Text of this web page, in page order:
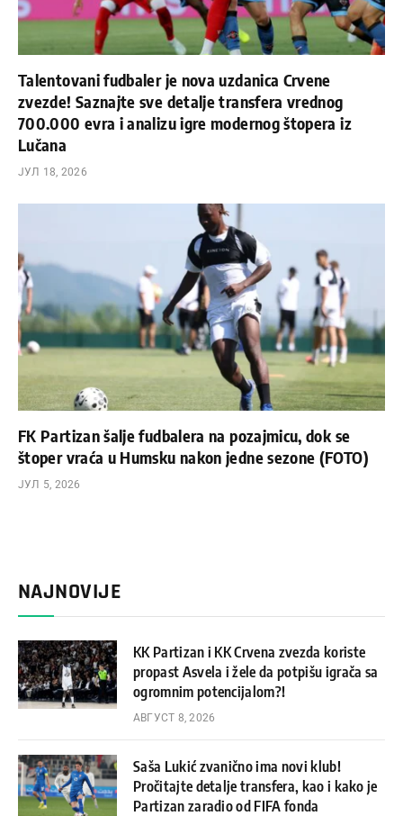
Talentovani fudbaler je nova uzdanica Crvene
zvezde! Saznajte sve detalje transfera vrednog
700.000 evra i analizu igre modernog štopera iz
Lučana
ЈУЛ 18, 2026
FK Partizan šalje fudbalera na pozajmicu, dok se
štoper vraća u Humsku nakon jedne sezone (FOTO)
ЈУЛ 5, 2026
NAJNOVIJE
KK Partizan i KK Crvena zvezda koriste
propast Asvela i žele da potpišu igrača sa
ogromnim potencijalom?!
АВГУСТ 8, 2026
Saša Lukić zvanično ima novi klub!
Pročitajte detalje transfera, kao i kako je
Partizan zaradio od FIFA fonda